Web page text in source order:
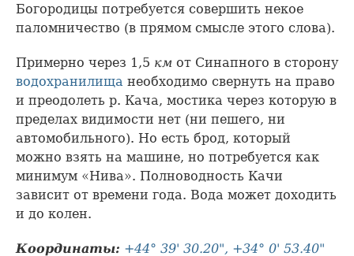
Богородицы потребуется совершить некое
паломничество (в прямом смысле этого слова).
Примерно через 1,5 км от Синапного в сторону
водохранилища необходимо свернуть на право
и преодолеть р. Кача, мостика через которую в
пределах видимости нет (ни пешего, ни
автомобильного). Но есть брод, который
можно взять на машине, но потребуется как
минимум «Нива». Полноводность Качи
зависит от времени года. Вода может доходить
и до колен.
Координаты: +44° 39' 30.20", +34° 0' 53.40"